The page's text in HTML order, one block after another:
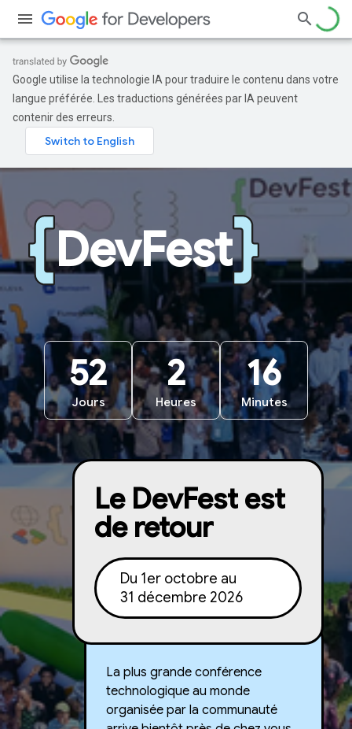
Google utilise la technologie IA pour traduire le contenu dans votre
langue préférée. Les traductions générées par IA peuvent
contenir des erreurs.
DevFest
52
Jours
2
Heures
16
Minutes
Le DevFest est
de retour
Du 1er octobre au
31 décembre 2026
La plus grande conférence
technologique au monde
organisée par la communauté